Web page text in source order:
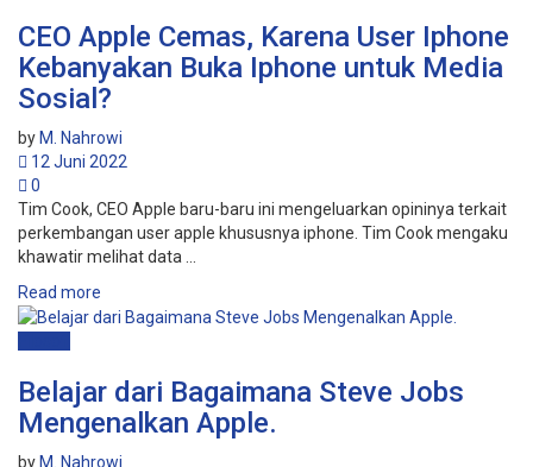
CEO Apple Cemas, Karena User Iphone
Kebanyakan Buka Iphone untuk Media
Sosial?
by M. Nahrowi
12 Juni 2022
0
Tim Cook, CEO Apple baru-baru ini mengeluarkan opininya terkait
perkembangan user apple khususnya iphone. Tim Cook mengaku
khawatir melihat data ...
Read more
Belajar dari Bagaimana Steve Jobs
Mengenalkan Apple.
by M. Nahrowi